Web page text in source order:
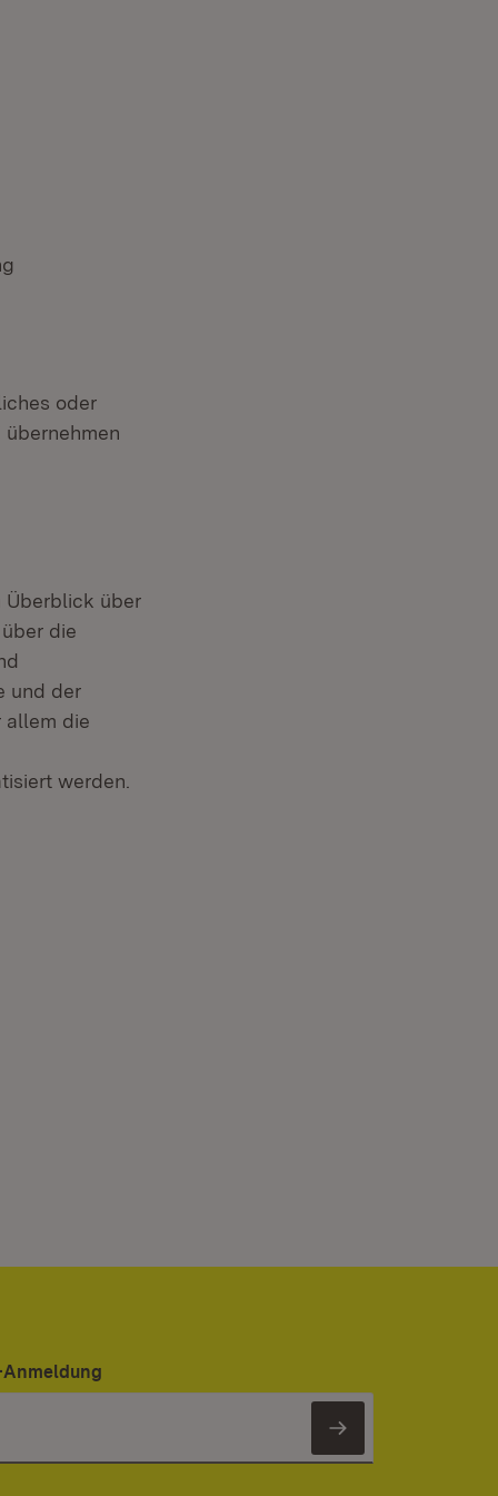
oder
Überblick über
die
und der
allem die
werden.
Newsletter